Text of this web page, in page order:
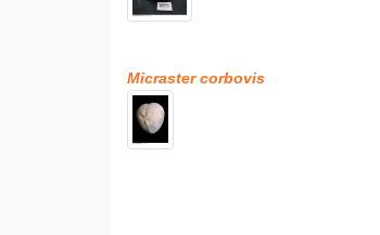
Micraster corbovis